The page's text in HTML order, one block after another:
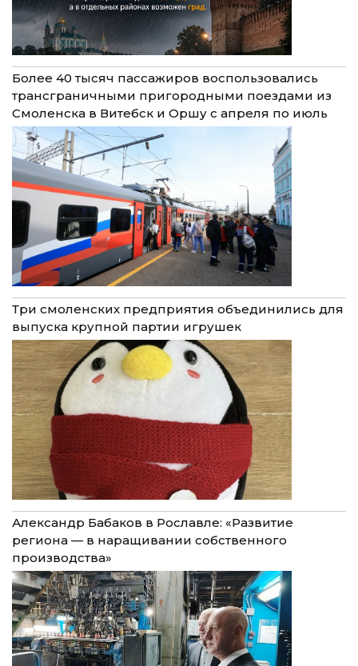
Более 40 тысяч пассажиров воспользовались
трансграничными пригородными поездами из
Смоленска в Витебск и Оршу с апреля по июль
Три смоленских предприятия объединились для
выпуска крупной партии игрушек
Александр Бабаков в Рославле: «Развитие
региона — в наращивании собственного
производства»